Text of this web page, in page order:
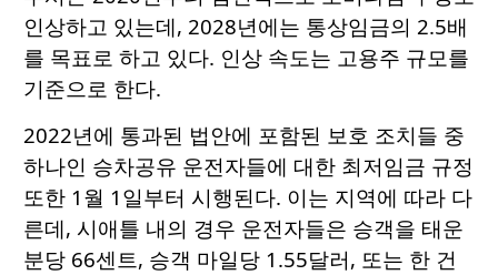
인상하고 있는데, 2028년에는 통상임금의 2.5배
를 목표로 하고 있다. 인상 속도는 고용주 규모를
기준으로 한다.
2022년에 통과된 법안에 포함된 보호 조치들 중
하나인 승차공유 운전자들에 대한 최저임금 규정
또한 1월 1일부터 시행된다. 이는 지역에 따라 다
른데, 시애틀 내의 경우 운전자들은 승객을 태운
분당 66센트, 승객 마일당 1.55달러, 또는 한 건